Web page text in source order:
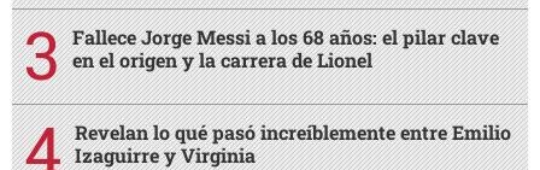
Fallece Jorge Messi a los 68 años: el pilar clave
en el origen y la carrera de Lionel
Revelan lo qué pasó increíblemente entre Emilio
Izaguirre y Virginia